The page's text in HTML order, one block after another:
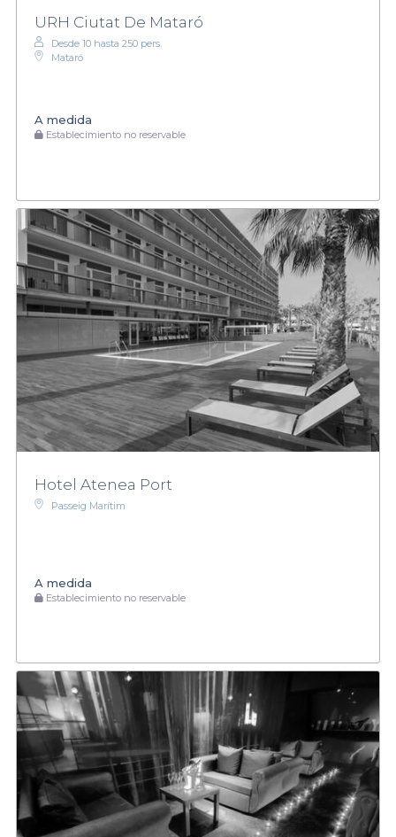
URH Ciutat De Mataró
Desde 10 hasta 250 pers.
Mataró
A medida
Establecimiento no reservable
Hotel Atenea Port
Passeig Marítim
A medida
Establecimiento no reservable